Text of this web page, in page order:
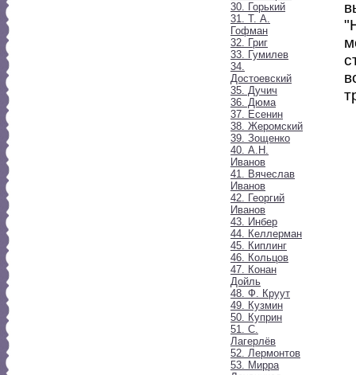
30. Горький
31. Т. А.
Гофман
32. Григ
33. Гумилев
34.
Достоевский
35. Дучич
36. Дюма
37. Есенин
38. Жеромский
39. Зощенко
40. А.Н.
Иванов
41. Вячеслав
Иванов
42. Георгий
Иванов
43. Инбер
44. Келлерман
45. Киплинг
46. Кольцов
47. Конан
Дойль
48. Ф. Круут
49. Кузмин
50. Куприн
51. С.
Лагерлёв
52. Лермонтов
53. Мирра